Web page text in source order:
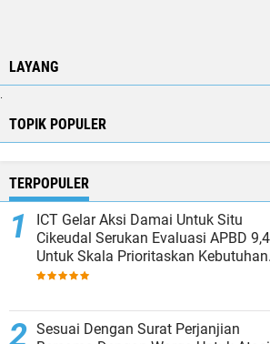
LAYANG
TOPIK POPULER
TERPOPULER
ICT Gelar Aksi Damai Untuk Situ
Cikeudal Serukan Evaluasi APBD 9,49 M
Untuk Skala Prioritaskan Kebutuhan
Dasar Masyarakat Belum Saat nya
Sesuai Dengan Surat Perjanjian